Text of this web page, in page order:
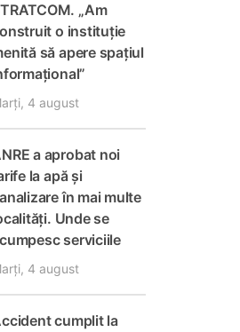
„Am
o instituție
să apere spațiul
4 august
a aprobat noi
la apă și
în mai multe
Unde se
serviciile
4 august
cumplit la